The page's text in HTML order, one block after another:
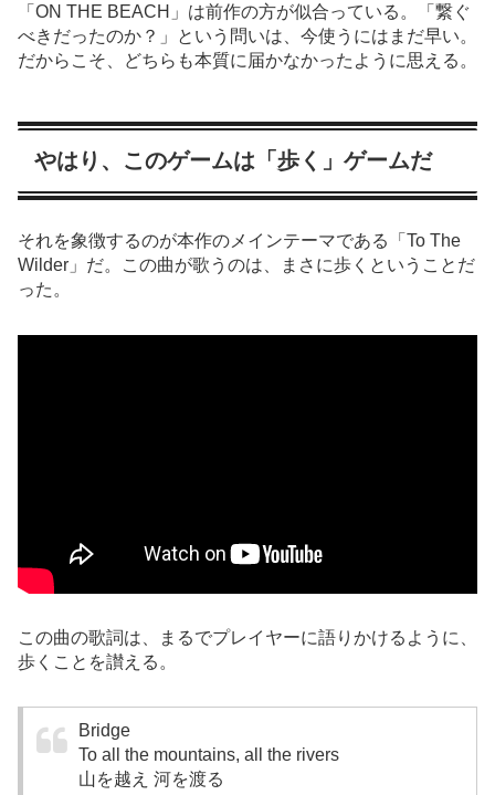
「ON THE BEACH」は前作の方が似合っている。「繋ぐ
べきだったのか？」という問いは、今使うにはまだ早い。
だからこそ、どちらも本質に届かなかったように思える。
やはり、このゲームは「歩く」ゲームだ
それを象徴するのが本作のメインテーマである「To The
Wilder」だ。この曲が歌うのは、まさに歩くということだ
った。
この曲の歌詞は、まるでプレイヤーに語りかけるように、
歩くことを讃える。
Bridge
To all the mountains, all the rivers
山を越え 河を渡る